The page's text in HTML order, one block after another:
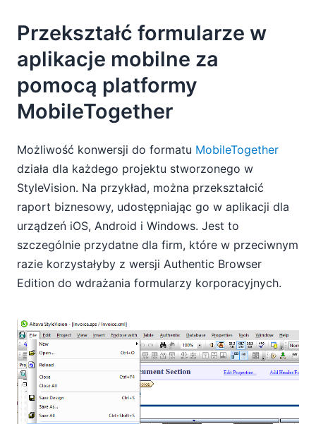
Przekształć formularze w
aplikacje mobilne za
pomocą platformy
MobileTogether
Możliwość konwersji do formatu MobileTogether
działa dla każdego projektu stworzonego w
StyleVision. Na przykład, można przekształcić
raport biznesowy, udostępniając go w aplikacji dla
urządzeń iOS, Android i Windows. Jest to
szczególnie przydatne dla firm, które w przeciwnym
razie korzystałyby z wersji Authentic Browser
Edition do wdrażania formularzy korporacyjnych.